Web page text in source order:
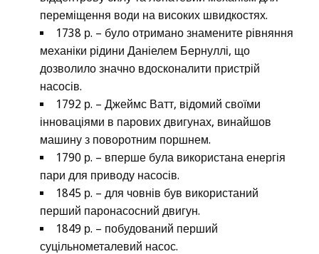
переміщення води на високих швидкостях.
1738 р. – було отримано знамените рівняння
механіки рідини Даніелем Бернуллі, що
дозволило значно вдосконалити пристрій
насосів.
1792 р. – Джеймс Ватт, відомий своїми
інноваціями в парових двигунах, винайшов
машину з поворотним поршнем.
1790 р. – вперше була використана енергія
пари для приводу насосів.
1845 р. – для човнів був використаний
перший паронасосний двигун.
1849 р. – побудований перший
суцільнометалевий насос.